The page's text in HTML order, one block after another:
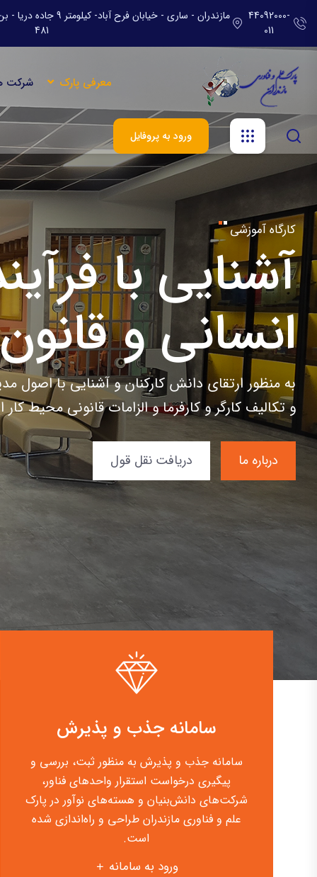
44092000-
011
مازندران - ساری -
481
معرفی پارک شرکت
ورود به پروفایل
دور استارتاپی
توسعه و
و فناوری
بستری برای گسترش فرهنگ خلاقیت، کارآفرینی و
ترویجی و حمایت از ایده‌ها و فعالیت‌های فناورانه
درباره ما دریافت نقل قول
سامانه جذب و پذیرش
سامانه جذب و پذیرش به منظور ثبت، بررسی و
پیگیری درخواست استقرار واحدهای فناور،
شرکت‌های دانش‌بنیان و هسته‌های نوآور در پارک
علم و فناوری مازندران طراحی و راه‌اندازی شده
است.
ورود به سامانه